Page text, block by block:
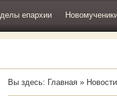
епархии
Вы здесь: Главная» Новости